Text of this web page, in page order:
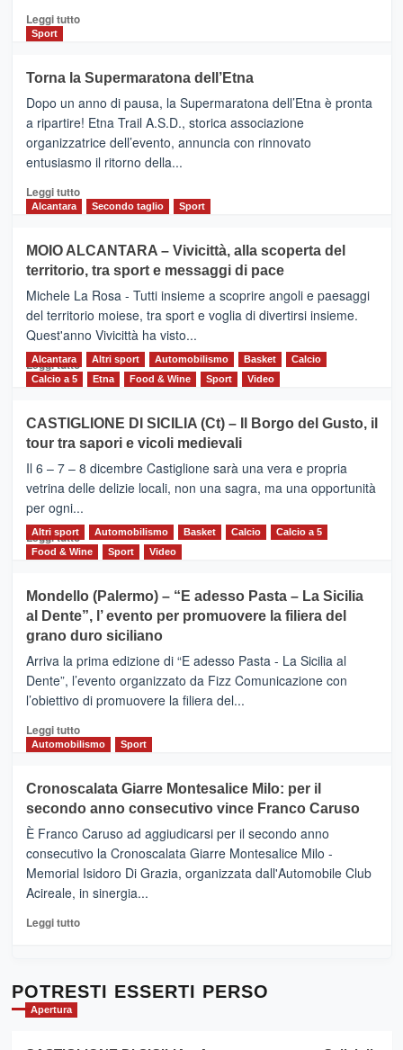
Leggi tuttoLeggi
BROOKS
SuperMaratona
dell’Etna,
presentata
l’edizione
2026
Sport
Torna la Supermaratona dell’Etna
Dopo un anno di pausa, la Supermaratona dell’Etna è pronta
a ripartire! Etna Trail A.S.D., storica associazione
organizzatrice dell’evento, annuncia con rinnovato
entusiasmo il ritorno della...
Leggi tuttoLeggi
Torna
la
Supermaratona
dell’Etna
Alcantara Secondo taglio Sport
MOIO ALCANTARA – Vivicittà, alla scoperta del
territorio, tra sport e messaggi di pace
Michele La Rosa - Tutti insieme a scoprire angoli e paesaggi
del territorio moiese, tra sport e voglia di divertirsi insieme.
Quest'anno Vivicittà ha visto...
Leggi tutto Leggi
MOIO
ALCANTARA
–
Vivicittà,
alla
scoperta
del
territorio,
e
messaggi
di
Alcantara Altri sport Automobilismo Basket
Calcio
Calcio a 5
Etna Food & Wine Sport Video
CASTIGLIONE DI SICILIA (Ct) – Il Borgo del Gusto, il
tour tra sapori e vicoli medievali
Il 6 – 7 – 8 dicembre Castiglione sarà una vera e propria
vetrina delle delizie locali, non una sagra, ma una opportunità
per ogni...
Leggi tuttoLeggi
di
CASTIGLIONE
DI
SICILIA
(Ct)
–
Il
Borgo
Gusto,
il
tra
sapori
vicoli
medievali
Altri sport Automobilismo Basket Calcio
Calcio a 5
Food & Wine
Sport Video
Mondello (Palermo) – “E adesso Pasta – La Sicilia
al Dente”, l’ evento per promuovere la filiera del
grano duro siciliano
Arriva la prima edizione di “E adesso Pasta - La Sicilia al
Dente”, l’evento organizzato da Fizz Comunicazione con
l’obiettivo di promuovere la filiera del...
Leggi tuttoLeggi
di
Mondello
(Palermo)
–
“E
adesso
Pasta
–
Sicilia
l’
evento
Automobilismo Sport
Cronoscalata Giarre Montesalice Milo: per il
secondo anno consecutivo vince Franco Caruso
È Franco Caruso ad aggiudicarsi per il secondo anno
consecutivo la Cronoscalata Giarre Montesalice Milo -
Memorial Isidoro Di Grazia, organizzata dall'Automobile Club
Acireale, in sinergia...
Leggi tuttoLeggi
Cronoscalata
POTRESTI ESSERTI PERSO
Apertura